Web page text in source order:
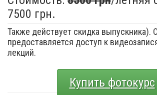
7500 грн.
Также действует скидка выпускника).
предоставляется доступ к
лекций.
Купить фотокурс